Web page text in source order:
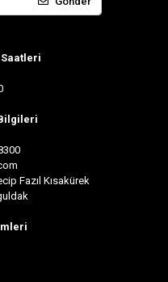
Fazıl Kısakürek